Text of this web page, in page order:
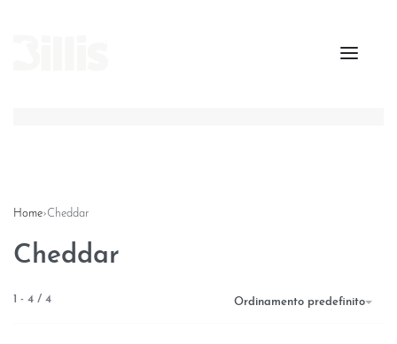
Home›Cheddar
Cheddar
- 4 / 4 Ordinamento predefinito